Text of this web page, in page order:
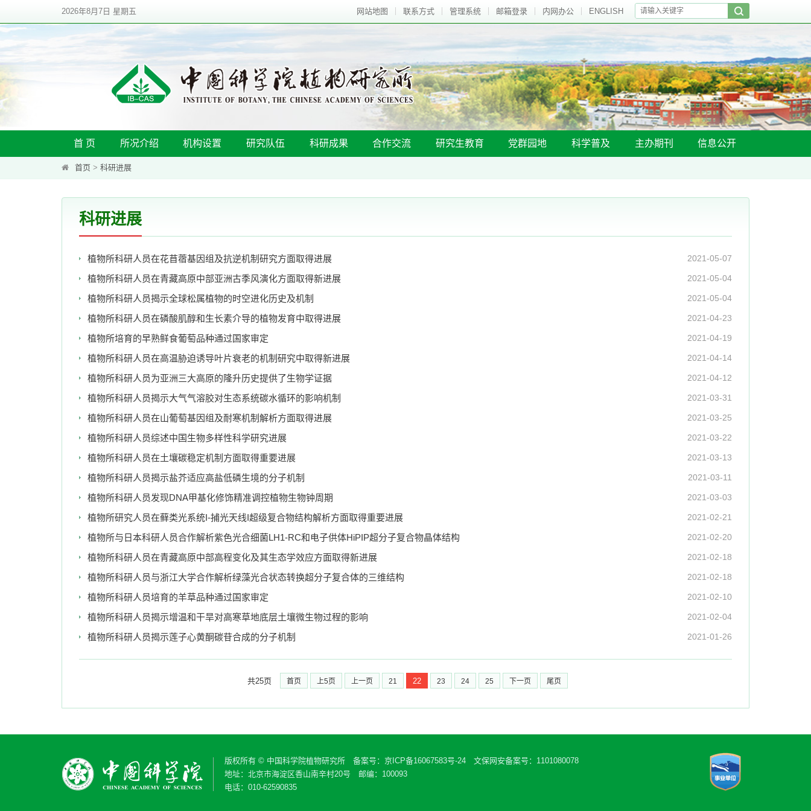
2026年8月7日 星期五 网站地图 联系方式 管理系统 邮箱登录 内网办公 ENGLISH
首 页 所况介绍 机构设置 研究队伍 科研成果 合作交流 研究生教育 党群园地 科学普及 主办期刊 信息公开
首页 > 科研进展
科研进展
2021-05-07
植物所科研人员在花苜蓿基因组及抗逆机制研究方面取得进展
2021-05-04
植物所科研人员在青藏高原中部亚洲古季风演化方面取得新进展
2021-05-04
植物所科研人员揭示全球松属植物的时空进化历史及机制
2021-04-23
植物所科研人员在磷酸肌醇和生长素介导的植物发育中取得进展
2021-04-19
植物所培育的早熟鲜食葡萄品种通过国家审定
2021-04-14
植物所科研人员在高温胁迫诱导叶片衰老的机制研究中取得新进展
2021-04-12
植物所科研人员为亚洲三大高原的隆升历史提供了生物学证据
2021-03-31
植物所科研人员揭示大气气溶胶对生态系统碳水循环的影响机制
2021-03-25
植物所科研人员在山葡萄基因组及耐寒机制解析方面取得进展
2021-03-22
植物所科研人员综述中国生物多样性科学研究进展
2021-03-13
植物所科研人员在土壤碳稳定机制方面取得重要进展
2021-03-11
植物所科研人员揭示盐芥适应高盐低磷生境的分子机制
2021-03-03
植物所科研人员发现DNA甲基化修饰精准调控植物生物钟周期
2021-02-21
植物所研究人员在藓类光系统I-捕光天线I超级复合物结构解析方面取得重要进展
2021-02-20
植物所与日本科研人员合作解析紫色光合细菌LH1-RC和电子供体HiPIP超分子复合物晶体结构
2021-02-18
植物所科研人员在青藏高原中部高程变化及其生态学效应方面取得新进展
2021-02-18
植物所科研人员与浙江大学合作解析绿藻光合状态转换超分子复合体的三维结构
2021-02-10
植物所科研人员培育的羊草品种通过国家审定
2021-02-04
植物所科研人员揭示增温和干旱对高寒草地底层土壤微生物过程的影响
2021-01-26
植物所科研人员揭示莲子心黄酮碳苷合成的分子机制
共25页 首页 上5页 上一页 21 22 23 24 25 下一页 尾页
版权所有 © 中国科学院植物研究所 备案号： 京ICP备16067583号-24 文保网安备案号：1101080078
地址：北京市海淀区香山南辛村20号 邮编：100093
电话：010-62590835